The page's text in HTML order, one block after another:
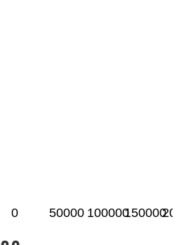
0 50000 100000150000